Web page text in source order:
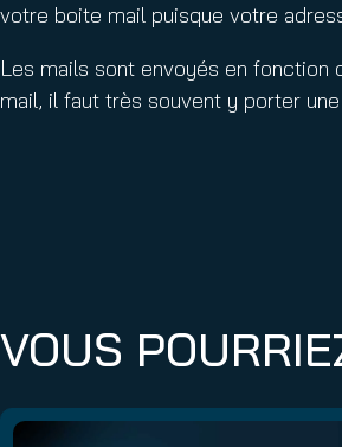
votre boite mail puisque votre
Les mails sont envoyés en fonction
mail, il faut très souvent y porter
VOUS